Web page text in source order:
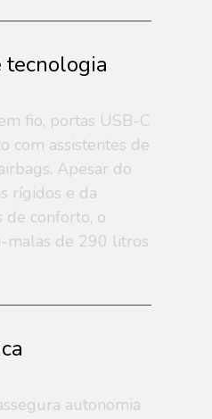
fio, portas USB-C
com assistentes de
Apesar do
rígidos e da
de conforto, o
malas de 290 litros
autonomia